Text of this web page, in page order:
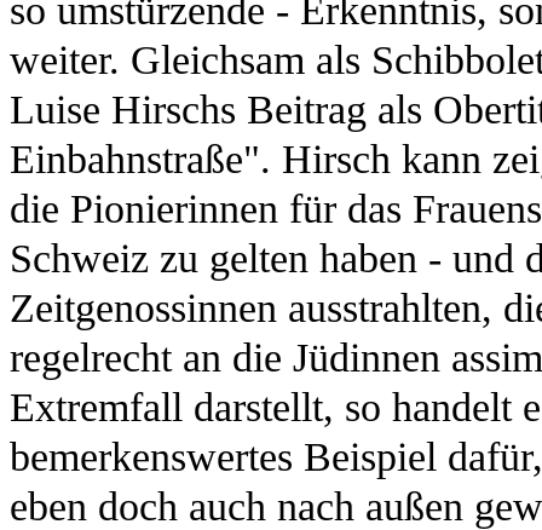
so umstürzende - Erkenntnis,
weiter. Gleichsam als
Luise Hirschs Beitrag als
Einbahnstraße". Hirsch kann
die Pionierinnen für das
Schweiz zu gelten haben - und
Zeitgenossinnen ausstrahlten,
regelrecht an die Jüdinnen
Extremfall darstellt, so handelt
bemerkenswertes Beispiel
eben doch auch nach außen